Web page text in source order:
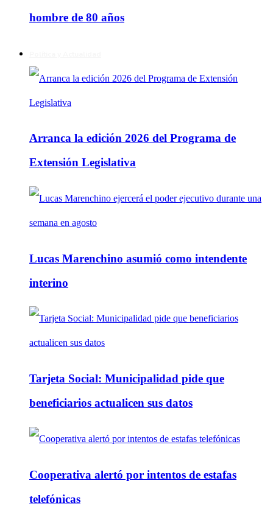
hombre de 80 años
Arranca la edición 2026 del Programa de
Extensión Legislativa
Lucas Marenchino asumió como intendente
interino
Tarjeta Social: Municipalidad pide que
beneficiarios actualicen sus datos
Cooperativa alertó por intentos de estafas
telefónicas